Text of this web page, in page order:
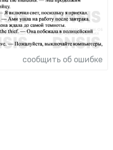
сообщить об ошибке